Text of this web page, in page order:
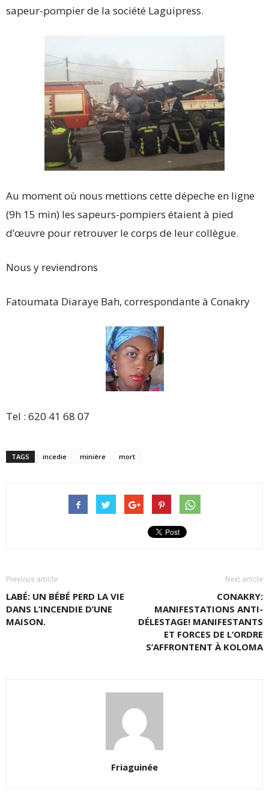
sapeur-pompier de la société Laguipress.
Au moment où nous mettions cette dépeche en ligne
(9h 15 min) les sapeurs-pompiers étaient à pied
d’œuvre pour retrouver le corps de leur collègue.
Nous y reviendrons
Fatoumata Diaraye Bah, correspondante à Conakry
Tel : 620 41 68 07
TAGS incedie minière mort
Previous article
LABÉ: UN BÉBÉ PERD LA VIE
DANS L’INCENDIE D’UNE
MAISON.
Next article
CONAKRY:
MANIFESTATIONS ANTI-
DÉLESTAGE! MANIFESTANTS
ET FORCES DE L’ORDRE
S’AFFRONTENT À KOLOMA
Friaguinée